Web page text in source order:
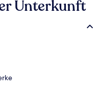
Unterkunft